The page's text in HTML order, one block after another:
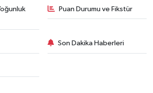
Puan Durumu ve Fikstür
Son Dakika Haberleri